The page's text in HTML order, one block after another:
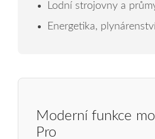
Lodní strojovny a
Energetika,
Moderní funkce
Pro